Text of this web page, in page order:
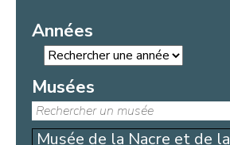
Années
Musées
Musée de la Nacre et de la